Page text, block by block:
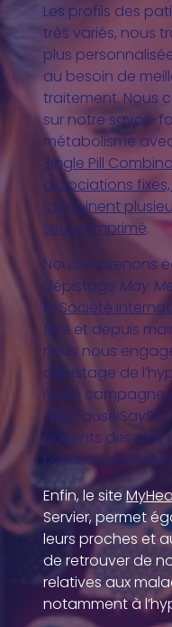
Les profils des
très variés, nous
plus
au besoin de
traitement. Nous
sur notre savoir-
métabolisme
Single Pill
associations
combinent
seul comprimé.
Nous soutenons
dépistage May
laSociété
titre et depuis
nous nous
dépistage de
notre campagne
patients des clés
pression
Enfin, le site
Servier, permet
leurs proches et
de retrouver de
relatives aux
notamment à